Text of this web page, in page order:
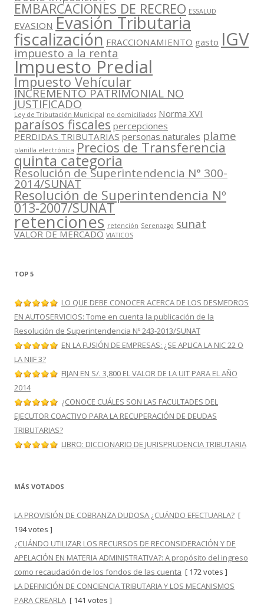
EMBARCACIONES DE RECREO ESSALUD
EVASION Evasión Tributaria
fiscalización FRACCIONAMIENTO gasto IGV
impuesto a la renta
Impuesto Predial
Impuesto Vehícular
INCREMENTO PATRIMONIAL NO
JUSTIFICADO
Ley de Tributación Municipal no domiciliados Norma XVI
paraísos fiscales percepciones
PERDIDAS TRIBUTARIAS personas naturales plame
planilla electrónica Precios de Transferencia
quinta categoria
Resolución de Superintendencia N° 300-
2014/SUNAT
Resolución de Superintendencia Nº
013-2007/SUNAT
retenciones retención Serenazgo sunat
VALOR DE MERCADO VIATICOS
TOP 5
LO QUE DEBE CONOCER ACERCA DE LOS DESMEDROS
EN AUTOSERVICIOS: Tome en cuenta la publicación de la
Resolución de Superintendencia Nº 243-2013/SUNAT
EN LA FUSIÓN DE EMPRESAS: ¿SE APLICA LA NIC 22 O
LA NIIF 3?
FIJAN EN S/. 3,800 EL VALOR DE LA UIT PARA EL AÑO
2014
¿CONOCE CUÁLES SON LAS FACULTADES DEL
EJECUTOR COACTIVO PARA LA RECUPERACIÓN DE DEUDAS
TRIBUTARIAS?
LIBRO: DICCIONARIO DE JURISPRUDENCIA TRIBUTARIA
MÁS VOTADOS
LA PROVISIÓN DE COBRANZA DUDOSA ¿CUÁNDO EFECTUARLA? [
194 votes ]
¿CUÁNDO UTILIZAR LOS RECURSOS DE RECONSIDERACIÓN Y DE
APELACIÓN EN MATERIA ADMINISTRATIVA?: A propósito del ingreso
como recaudación de los fondos de las cuenta [ 172 votes ]
LA DEFINICIÓN DE CONCIENCIA TRIBUTARIA Y LOS MECANISMOS
PARA CREARLA [ 141 votes ]